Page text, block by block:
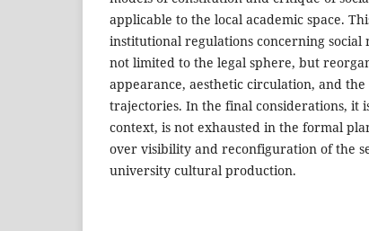
applicable to the local academic space.
institutional regulations concerning social
not limited to the legal sphere, but
appearance, aesthetic circulation, and
trajectories. In the final considerations, it
context, is not exhausted in the formal
over visibility and reconfiguration of the
university cultural production.